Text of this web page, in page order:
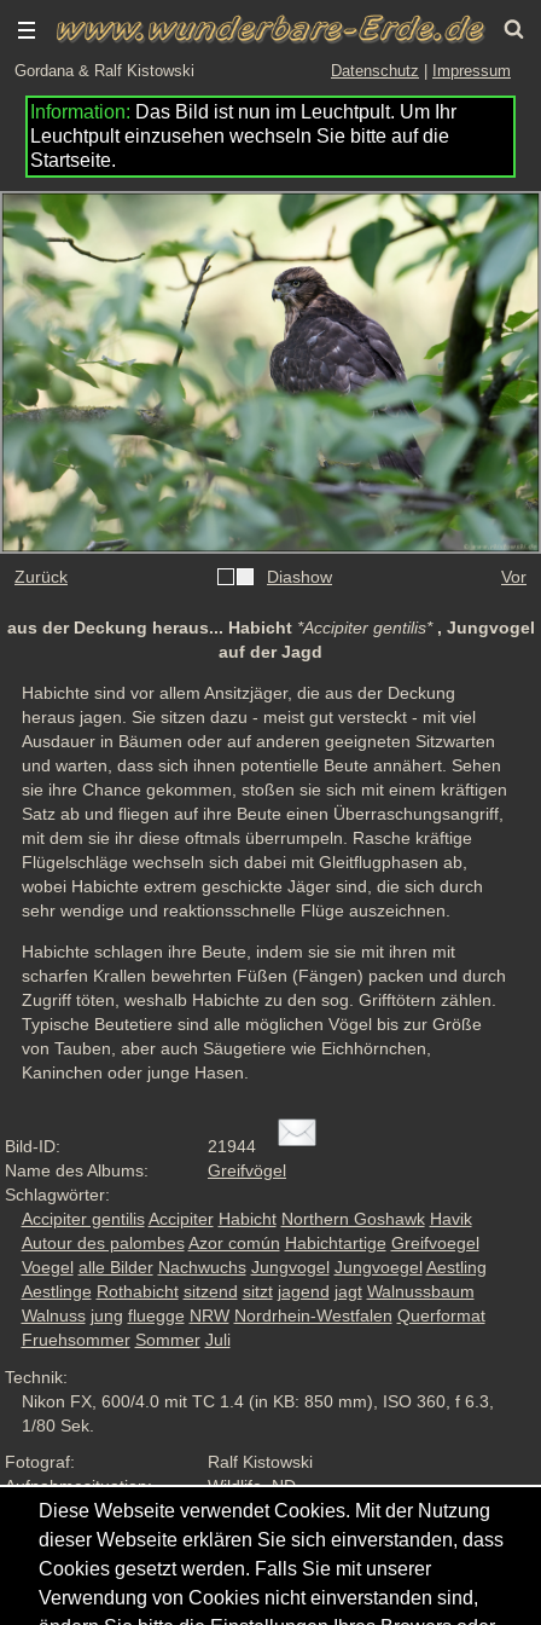
Gordana & Ralf Kistowski Datenschutz Impressum
Das Bild ist nun im Leuchtpult. Um Ihr
Leuchtpult einzusehen wechseln Sie bitte auf die
Startseite.
Zurück Diashow Vor
aus der Deckung heraus... Habicht *Accipiter gentilis*, Jungvogel
auf der Jagd
Habichte sind vor allem Ansitzjäger, die aus der Deckung
heraus jagen. Sie sitzen dazu - meist gut versteckt - mit viel
Ausdauer in Bäumen oder auf anderen geeigneten Sitzwarten
und warten, dass sich ihnen potentielle Beute annähert. Sehen
sie ihre Chance gekommen, stoßen sie sich mit einem kräftigen
Satz ab und fliegen auf ihre Beute einen Überraschungsangriff,
mit dem sie ihr diese oftmals überrumpeln. Rasche kräftige
Flügelschläge wechseln sich dabei mit Gleitflugphasen ab,
wobei Habichte extrem geschickte Jäger sind, die sich durch
sehr wendige und reaktionsschnelle Flüge auszeichnen.
Habichte schlagen ihre Beute, indem sie sie mit ihren mit
scharfen Krallen bewehrten Füßen (Fängen) packen und durch
Zugriff töten, weshalb Habichte zu den sog. Grifftötern zählen.
Typische Beutetiere sind alle möglichen Vögel bis zur Größe
von Tauben, aber auch Säugetiere wie Eichhörnchen,
Kaninchen oder junge Hasen.
Bild-ID:
21944
Name des Albums:
Greifvögel
Schlagwörter:
Accipiter gentilis Accipiter Habicht Northern Goshawk Havik
Autour des palombes Azor común Habichtartige Greifvoegel
Voegel alle Bilder Nachwuchs Jungvogel Jungvoegel Aestling
Aestlinge Rothabicht sitzend sitzt jagend jagt Walnussbaum
Walnuss jung fluegge NRW Nordrhein-Westfalen Querformat
Fruehsommer Sommer Juli
Technik:
Nikon FX, 600/4.0 mit TC 1.4 (in KB: 850 mm), ISO 360, f 6.3,
1/80 Sek.
Fotograf:
Ralf Kistowski
Aufnahmesituation:
Wildlife, ND
Ansichten:
1710
Diese Webseite verwendet Cookies. Mit der Nutzung
dieser Webseite erklären Sie sich einverstanden, dass
Cookies gesetzt werden. Falls Sie mit unserer
Verwendung von Cookies nicht einverstanden sind,